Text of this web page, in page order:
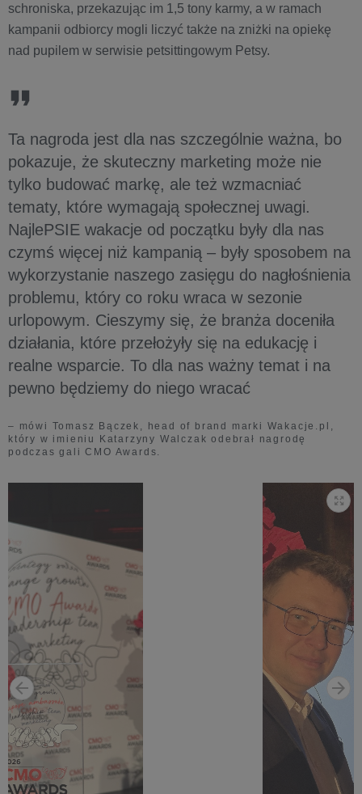
schroniska, przekazując im 1,5 tony karmy, a w ramach
kampanii odbiorcy mogli liczyć także na zniżki na opiekę
nad pupilem w serwisie petsittingowym Petsy.
Ta nagroda jest dla nas szczególnie ważna, bo
pokazuje, że skuteczny marketing może nie
tylko budować markę, ale też wzmacniać
tematy, które wymagają społecznej uwagi.
NajlePSIE wakacje od początku były dla nas
czymś więcej niż kampanią – były sposobem na
wykorzystanie naszego zasięgu do nagłośnienia
problemu, który co roku wraca w sezonie
urlopowym. Cieszymy się, że branża doceniła
działania, które przełożyły się na edukację i
realne wsparcie. To dla nas ważny temat i na
pewno będziemy do niego wracać
– mówi Tomasz Bączek, head of brand marki Wakacje.pl,
który w imieniu Katarzyny Walczak odebrał nagrodę
podczas gali CMO Awards.